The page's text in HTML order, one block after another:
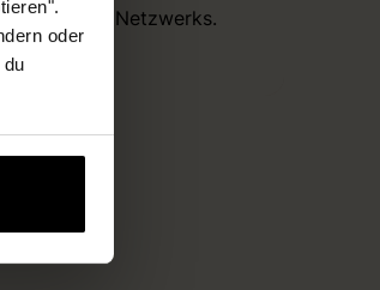
oder
internen Netzwerks.